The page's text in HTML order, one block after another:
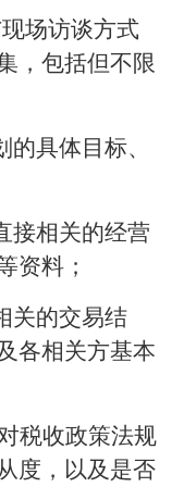
场访谈方式
，包括但不限
的具体目标、
接相关的经营
资料；
关的交易结
各相关方基本
税收政策法规
度，以及是否